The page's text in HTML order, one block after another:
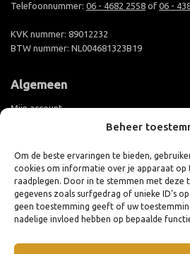
Beheer
Om de beste ervaringen te bieden,
cookies om informatie over je apparaat op
raadplegen. Door in te stemmen met deze
gegevens zoals surfgedrag of unieke ID's
geen toestemming geeft of uw
nadelige invloed hebben op bepaalde
Telefoonnummer: 06 - 4682 2558 of 06 -
KVK nummer: 89012232
BTW nummer: NL004681323B19
Algemeen
Mijn account
Groothandel aanmelden
Levertijd en verzending
Retouren en ruilen
Algemene voorwaarden
Privacy policy